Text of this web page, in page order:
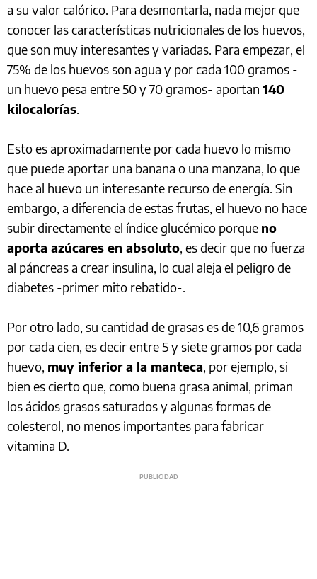
a su valor calórico. Para desmontarla, nada mejor que
conocer las características nutricionales de los huevos,
que son muy interesantes y variadas. Para empezar, el
75% de los huevos son agua y por cada 100 gramos -
un huevo pesa entre 50 y 70 gramos- aportan 140
kilocalorías
Esto es aproximadamente por cada huevo lo mismo
que puede aportar una banana o una manzana, lo que
hace al huevo un interesante recurso de energía. Sin
embargo, a diferencia de estas frutas, el huevo no hace
subir directamente el índice glucémico porque no
aporta azúcares en absoluto , es decir que no fuerza
al páncreas a crear insulina, lo cual aleja el peligro de
diabetes -primer mito rebatido-.
Por otro lado, su cantidad de grasas es de 10,6 gramos
por cada cien, es decir entre 5 y siete gramos por cada
huevo, muy inferior a la manteca , por ejemplo, si
bien es cierto que, como buena grasa animal, priman
los ácidos grasos saturados y algunas formas de
colesterol, no menos importantes para fabricar
vitamina D.